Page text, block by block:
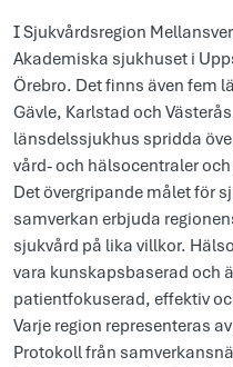
I Sjukvårdsregion
Akademiska sjukhuset i
Örebro. Det finns även fem
Gävle, Karlstad och
länsdelssjukhus spridda
vård- och hälsocentraler
Det övergripande målet för
samverkan erbjuda
sjukvård på lika villkor.
vara kunskapsbaserad och
patientfokuserad, effektiv
Varje region representeras
Protokoll från